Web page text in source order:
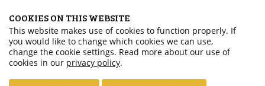
English
COOKIES ON THIS WEBSITE
This website makes use of cookies to function properly. If
you would like to change which cookies we can use,
change the cookie settings. Read more about our use of
cookies in our privacy policy.